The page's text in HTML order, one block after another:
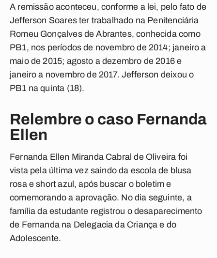
A remissão aconteceu, conforme a lei, pelo fato de
Jefferson Soares ter trabalhado na Penitenciária
Romeu Gonçalves de Abrantes, conhecida como
PB1, nos períodos de novembro de 2014; janeiro a
maio de 2015; agosto a dezembro de 2016 e
janeiro a novembro de 2017. Jefferson deixou o
PB1 na quinta (18).
Relembre o caso Fernanda
Ellen
Fernanda Ellen Miranda Cabral de Oliveira foi
vista pela última vez saindo da escola de blusa
rosa e short azul, após buscar o boletim e
comemorando a aprovação. No dia seguinte, a
família da estudante registrou o desaparecimento
de Fernanda na Delegacia da Criança e do
Adolescente.